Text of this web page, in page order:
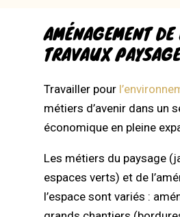
AMÉNAGEMENT
TRAVAUX
Travailler pour
métiers d’avenir dans un
économique en pleine
Les métiers du paysage
espaces verts) et de
l’espace sont variés :